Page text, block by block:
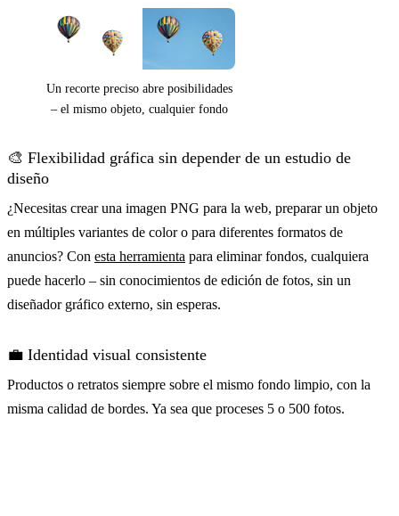
Un recorte preciso abre posibilidades
– el mismo objeto, cualquier fondo
🎨 Flexibilidad gráfica sin depender de un estudio de
diseño
¿Necesitas crear una imagen PNG para la web, preparar un objeto
en múltiples variantes de color o para diferentes formatos de
anuncios? Con esta herramienta para eliminar fondos, cualquiera
puede hacerlo – sin conocimientos de edición de fotos, sin un
diseñador gráfico externo, sin esperas.
💼 Identidad visual consistente
Productos o retratos siempre sobre el mismo fondo limpio, con la
misma calidad de bordes. Ya sea que proceses 5 o 500 fotos.